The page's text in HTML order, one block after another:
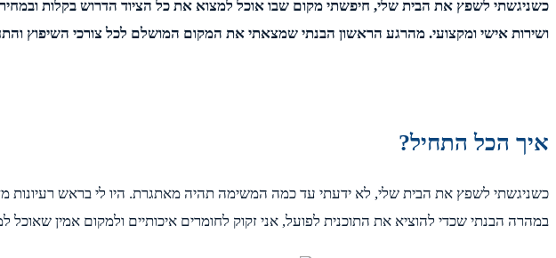
כשניגשתי לשפץ את הבית שלי, חיפשתי מקום שבו אוכל למצוא את כל הציוד הדרוש בקלות
ושירות אישי ומקצועי. מהרגע הראשון הבנתי שמצאתי את המקום המושלם לכל צורכי השיפוץ
איך הכל התחיל?
כשניגשתי לשפץ את הבית שלי, לא ידעתי עד כמה המשימה תהיה מאתגרת. היו לי בראש רעיונות
במהרה הבנתי שכדי להוציא את התוכנית לפועל, אני זקוק לחומרים איכותיים ולמקום אמין שאוכל